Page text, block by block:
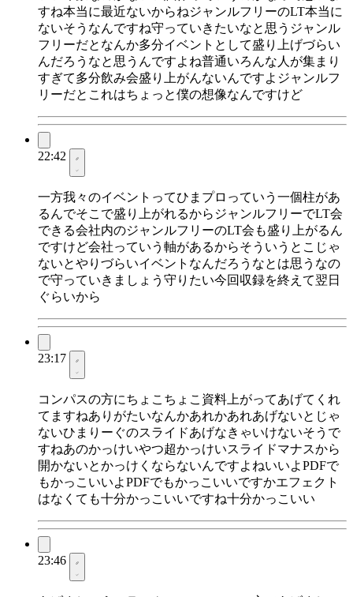
すね本当に最近ないからねジャンルフリーのLT本当に
ないそうなんですね守っていきたいなと思うジャンル
フリーだとなんか多分イベントとして盛り上げづらい
んだろうなと思うんですよね普通いろんな人が集まり
すぎて多分飲み会盛り上がんないんですよジャンルフ
リーだとこれはちょっと僕の想像なんですけど
22:42
一方我々のイベントってひまプロっていう一個柱があ
るんでそこで盛り上がれるからジャンルフリーでLT会
できる会社内のジャンルフリーのLT会も盛り上がるん
ですけど会社っていう軸があるからそういうとこじゃ
ないとやりづらいイベントなんだろうなとは思うなの
で守っていきましょう守りたい今回収録を終えて翌日
ぐらいから
23:17
コンパスの方にちょこちょこ資料上がってあげてくれ
てますねありがたいなんかあれかあれあげないとじゃ
ないひまりーぐのスライドあげなきゃいけないそうで
すねあのかっけいやつ超かっけいスライドマナスから
開かないとかっけくならないんですよねいいよPDFで
もかっこいいよPDFでもかっこいいですかエフェクト
はなくても十分かっこいいですね十分かっこいい
23:46